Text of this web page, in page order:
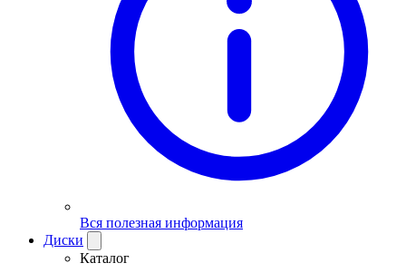
Вся полезная информация
Диски
Каталог